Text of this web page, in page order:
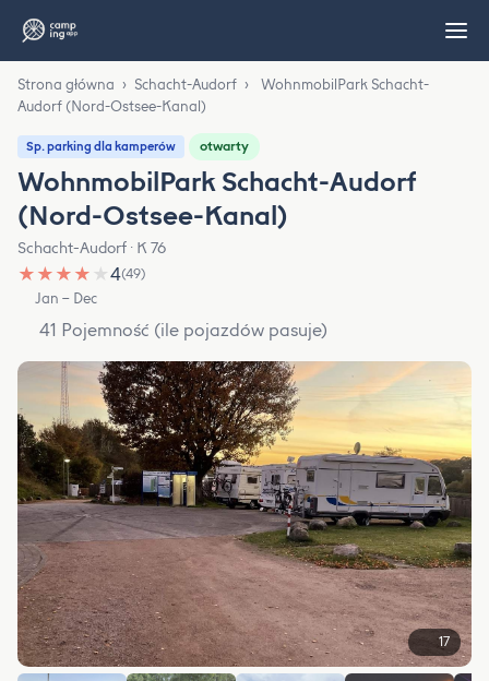
Strona główna › Schacht-Audorf ›
WohnmobilPark Schacht-
Audorf (Nord-Ostsee-Kanal)
Sp. parking dla kamperów otwarty
WohnmobilPark Schacht-Audorf
(Nord-Ostsee-Kanal)
Schacht-Audorf · K 76
★ ★ ★ ★ ★4(49)
Jan – Dec
41 Pojemność (ile pojazdów pasuje)
17